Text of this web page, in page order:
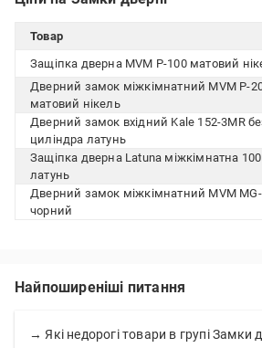
Товар
Защіпка дверна MVM P-100 матовий
Дверний замок міжкімнатний MVM P-
матовий нікель
Дверний замок вхідний Kale 152-3MR
циліндра латунь
Защіпка дверна Latuna міжкімнатна
латунь
Дверний замок міжкімнатний MVM MG-
чорний
Найпоширеніші питання
→ Які недорогі товари в групі Замки